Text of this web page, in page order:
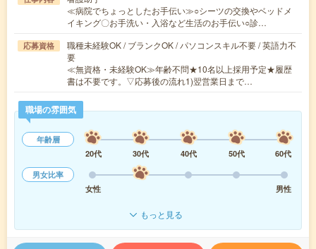
≪病院でちょっとしたお手伝い≫○シーツの交換やベッドメ
イキング〇お手洗い・入浴など生活のお手伝い○診…
応募資格
職種未経験OK / ブランクOK / パソコンスキル不要 / 英語力不
要
≪無資格・未経験OK≫年齢不問★10名以上採用予定★履歴
書は不要です。▽応募後の流れ1)翌営業日まで…
職場の雰囲気
年齢層
20代
30代 40代 50代
60代
男女比率
女性
男性
もっと見る